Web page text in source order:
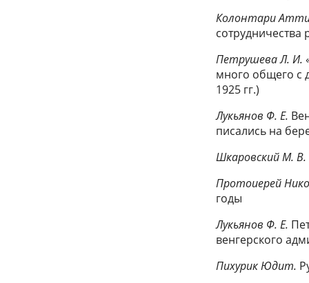
Колонтари
сотрудничества
Петрушева Л. И.
много общего с
1925 гг.)
Лукьянов Ф. Е.
писались на
Шкаровский М. В.
Протоиерей
годы
Лукьянов Ф. Е.
венгерского
Пихурик Юдит.